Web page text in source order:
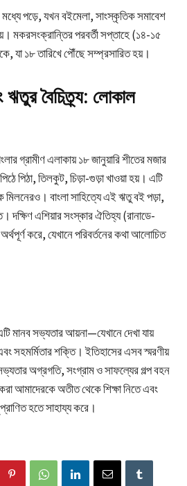
মধ্যে পড়ে, যখন বইমেলা, সাংস্কৃতিক সমাবেশ
মকরসংক্রান্তির পরবর্তী সপ্তাহে (১৪-১৫
যা ১৮ তারিখে পৌঁছে সম্প্রসারিত হয়।
ঋতুর বৈচিত্র্য: লোকাল
গ্রামীণ এলাকায় ১৮ জানুয়ারি শীতের মজার
পিঠা, তিলকুট, চিড়া-গুড়া খাওয়া হয়। এটি
মিলনেরও। বাংলা সাহিত্যে এই ঋতু বই পড়া,
দক্ষিণ এশিয়ার সংস্কার ঐতিহ্য (রানাডে-
করে, যেখানে পরিবর্তনের কথা আলোচিত
মানব সভ্যতার আয়না—যেখানে দেখা যায়
সহমর্মিতার শক্তি। ইতিহাসের এসব স্মরণীয়
অগ্রগতি, সংগ্রাম ও সাফল্যের গল্প বহন
আমাদেরকে অতীত থেকে শিক্ষা নিতে এবং
হতে সাহায্য করে।